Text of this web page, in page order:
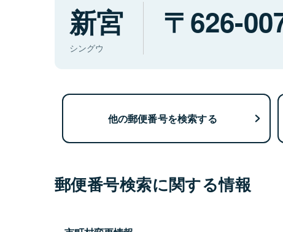
新宮
シングウ
626-
他の郵便番号を検索する
郵便番号検索に関する情報